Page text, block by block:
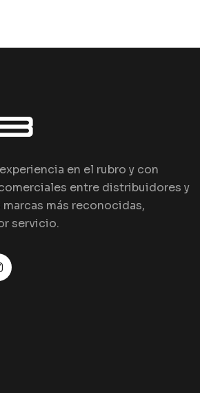
en el rubro y con
entre distribuidores y
más reconocidas,
servicio.